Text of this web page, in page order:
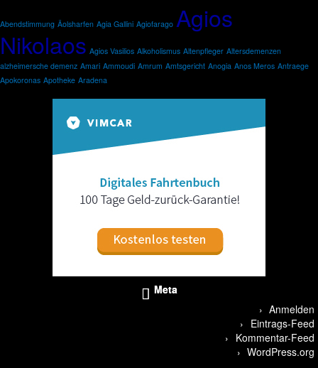
Abendstimmung Äolsharfen Agia Gallini Agiofarago Agios
Nikolaos Agios Vasilios Alkoholismus Altenpfleger Altersdemenzen
alzheimersche demenz Amari Ammoudi Amrum Amtsgericht Anogia Anos Meros Antraege
Apokoronas Apotheke Aradena
Meta
Anmelden
Eintrags-Feed
Kommentar-Feed
WordPress.org